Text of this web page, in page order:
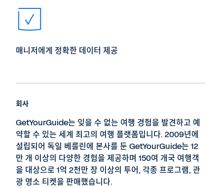
매니저에게 정확한 데이터 제공
회사
GetYourGuide는 잊을 수 없는 여행 경험을 발견하고 예
약할 수 있는 세계 최고의 여행 플랫폼입니다. 2009년에
설립되어 독일 베를린에 본사를 둔 GetYourGuide는 12
만 개 이상의 다양한 경험을 제공하며 150여 개국 여행객
을 대상으로 1억 2천만 장 이상의 투어, 각종 프로그램, 관
광 명소 티켓을 판매했습니다.